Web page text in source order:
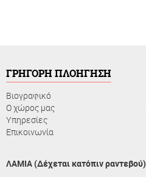
ΓΡΗΓΟΡΗ ΠΛΟΗΓΗΣΗ
Βιογραφικό
Ο χώρος μας
Υπηρεσίες
Επικοινωνία
ΛΑΜΙΑ (Δέχεται κατόπιν ραντεβού)